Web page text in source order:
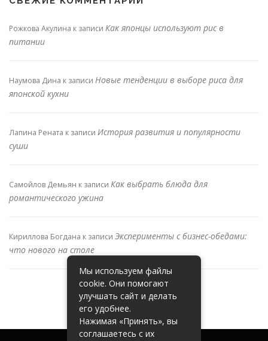
Рожкова Акулина к записи Как японцы используют рис в
питании
Наумова Дина к записи Новые тенденции в выборе риса для
японской кухни
Лапина Рената к записи История развития и популярности
суши
Самойлов Демьян к записи Как выбрать блюда для
романтического ужина
Кириллова Богдана к записи Эксперименты с бизнес-обедами:
что нового на столе
Мы используем файлы
cookie. Они помогают
улучшать сайт и делать
его удобнее.
Нажимая «Принять», вы
соглашаетесь с их